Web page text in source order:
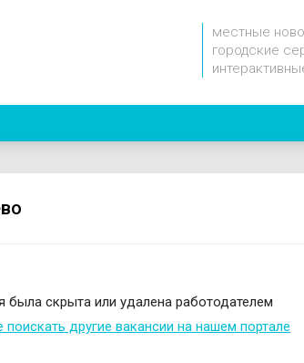
местные
городские
была скрыта или удалена работодателем
поискать другие вакансии на нашем портале